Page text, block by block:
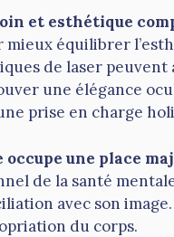
et esthétique
équilibrer
de laser
une élégance
prise en charge
une place
de la santé
avec son
du corps.